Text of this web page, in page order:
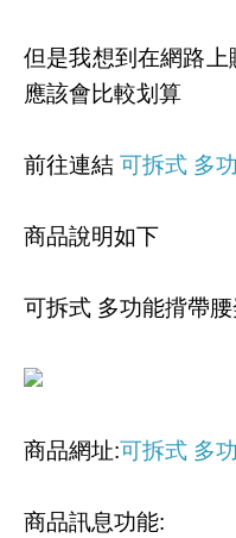
但是我想到在網路上
應該會比較划算
前往連結 可拆式 多
商品說明如下
可拆式 多功能揹帶腰
商品網址:可拆式 多
商品訊息功能: